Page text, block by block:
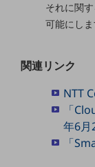
モバイル・音声
リモート・ハイブリ
セキュリティ
その他のお悩みはこ
業界から見つける
業界から見つけるTOP
それに関
可能にしま
関連リンク
NTT
「
年6月
「